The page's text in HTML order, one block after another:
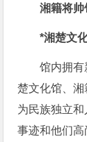
湘籍将帅
*湘楚文
馆内拥
楚文化馆、
为民族独立
事迹和他们高